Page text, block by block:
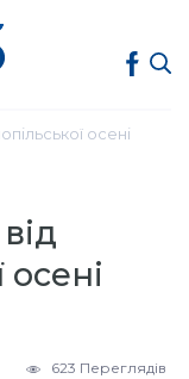
осені
осені
623 Переглядів